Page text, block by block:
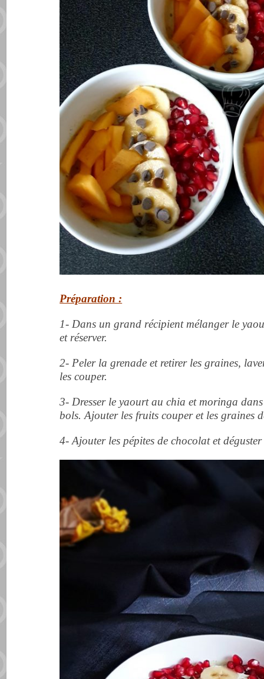
Préparation :
1- Dans un grand récipient mélanger le
et réserver.
2- Peler la grenade et retirer les graines,
les couper.
3- Dresser le yaourt au chia et moringa dans
bols. Ajouter les fruits couper et les graines
4- Ajouter les pépites de chocolat et